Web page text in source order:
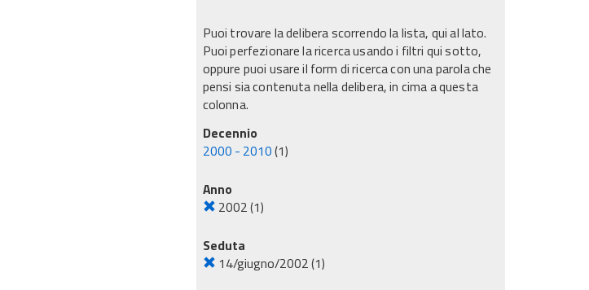
Puoi trovare la delibera scorrendo la lista, qui al lato.
Puoi perfezionare la ricerca usando i filtri qui sotto,
oppure puoi usare il form di ricerca con una parola che
pensi sia contenuta nella delibera, in cima a questa
colonna.
Decennio
2000 - 2010(1)
Anno
2002(1)
Seduta
14/giugno/2002(1)